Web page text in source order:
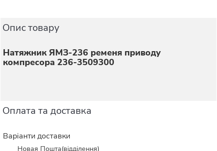
Опис товару
Натяжник ЯМЗ-236 ременя приводу
компресора 236-3509300
Оплата та доставка
Варіанти доставки
Новая Пошта(відділення)